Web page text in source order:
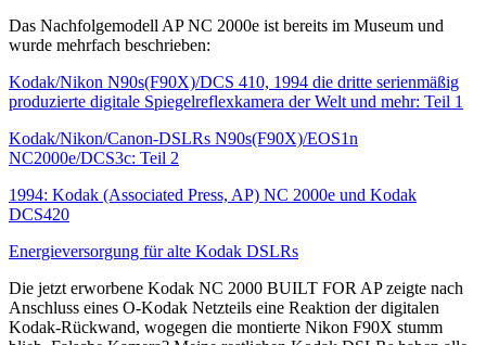
Das Nachfolgemodell AP NC 2000e ist bereits im Museum und
wurde mehrfach beschrieben:
Kodak/Nikon N90s(F90X)/DCS 410, 1994 die dritte serienmäßig
produzierte digitale Spiegelreflexkamera der Welt und mehr: Teil 1
Kodak/Nikon/Canon-DSLRs N90s(F90X)/EOS1n
NC2000e/DCS3c: Teil 2
1994: Kodak (Associated Press, AP) NC 2000e und Kodak
DCS420
Energieversorgung für alte Kodak DSLRs
Die jetzt erworbene Kodak NC 2000 BUILT FOR AP zeigte nach
Anschluss eines O-Kodak Netzteils eine Reaktion der digitalen
Kodak-Rückwand, wogegen die montierte Nikon F90X stumm